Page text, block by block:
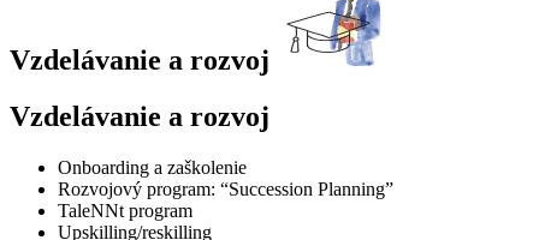
Vzdelávanie a rozvoj
Vzdelávanie a rozvoj
Onboarding a zaškolenie
Rozvojový program: “Succession Planning”
TaleNNt program
Upskilling/reskilling